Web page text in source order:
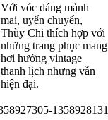
Với vóc dáng mảnh
mai, uyển chuyển,
Thùy Chi thích hợp với
những trang phục mang
hơi hướng vintage
thanh lịch nhưng vẫn
hiện đại.